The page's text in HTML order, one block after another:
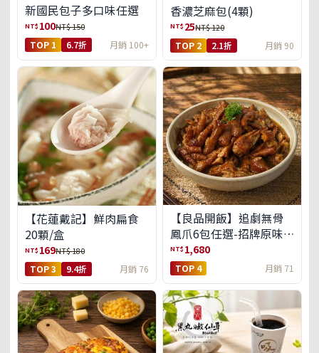
新國民包子多口味任選
NT$ 100NT$ 150
TOP 1 6.7折 月銷 100+
香濃芝麻包(4顆)
NT$ 25NT$ 120
TOP 2 2.1折 月銷 90
【花蓮戴記】鮮肉扁食
20顆/盒
NT$ 169NT$ 180
TOP 3 9.4折 月銷 76
【良品開飯】追劇無骨
鳳爪6包任選-招牌原味/
濃濃蒜香/過癮麻辣(免運
組)
NT$ 1,680
TOP 4 月銷 71